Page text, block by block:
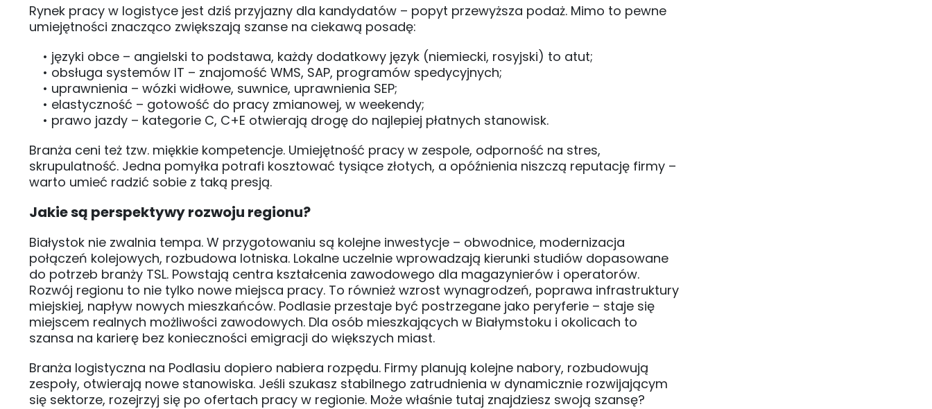
Rynek pracy w logistyce jest dziś przyjazny dla kandydatów – popyt przewyższa podaż. Mimo to pewne
umiejętności znacząco zwiększają szanse na ciekawą posadę:
• języki obce – angielski to podstawa, każdy dodatkowy język (niemiecki, rosyjski) to atut;
• obsługa systemów IT – znajomość WMS, SAP, programów spedycyjnych;
• uprawnienia – wózki widłowe, suwnice, uprawnienia SEP;
• elastyczność – gotowość do pracy zmianowej, w weekendy;
• prawo jazdy – kategorie C, C+E otwierają drogę do najlepiej płatnych stanowisk.
Branża ceni też tzw. miękkie kompetencje. Umiejętność pracy w zespole, odporność na stres,
skrupulatność. Jedna pomyłka potrafi kosztować tysiące złotych, a opóźnienia niszczą reputację firmy –
warto umieć radzić sobie z taką presją.
Jakie są perspektywy rozwoju regionu?
Białystok nie zwalnia tempa. W przygotowaniu są kolejne inwestycje – obwodnice, modernizacja
połączeń kolejowych, rozbudowa lotniska. Lokalne uczelnie wprowadzają kierunki studiów dopasowane
do potrzeb branży TSL. Powstają centra kształcenia zawodowego dla magazynierów i operatorów.
Rozwój regionu to nie tylko nowe miejsca pracy. To również wzrost wynagrodzeń, poprawa infrastruktury
miejskiej, napływ nowych mieszkańców. Podlasie przestaje być postrzegane jako peryferie – staje się
miejscem realnych możliwości zawodowych. Dla osób mieszkających w Białymstoku i okolicach to
szansa na karierę bez konieczności emigracji do większych miast.
Branża logistyczna na Podlasiu dopiero nabiera rozpędu. Firmy planują kolejne nabory, rozbudowują
zespoły, otwierają nowe stanowiska. Jeśli szukasz stabilnego zatrudnienia w dynamicznie rozwijającym
się sektorze, rozejrzyj się po ofertach pracy w regionie. Może właśnie tutaj znajdziesz swoją szansę?